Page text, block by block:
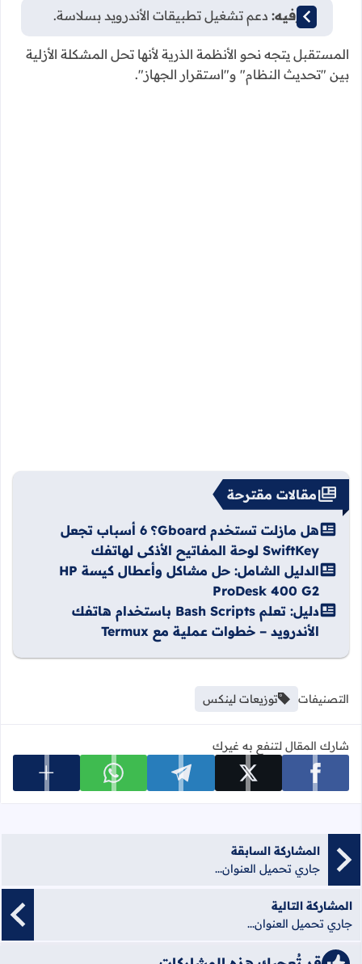
الترفيه: دعم تشغيل تطبيقات الأندرويد بسلاسة.
المستقبل يتجه نحو الأنظمة الذرية لأنها تحل المشكلة الأزلية
بين "تحديث النظام" و"استقرار الجهاز".
مقالات مقترحة
هل مازلت تستخدم Gboard؟ 6 أسباب تجعل
SwiftKey لوحة المفاتيح الأذكى لهاتفك
الدليل الشامل: حل مشاكل وأعطال كيسة HP
ProDesk 400 G2
دليل: تعلم Bash Scripts باستخدام هاتفك
الأندرويد – خطوات عملية مع Termux
التصنيفات توزيعات لينكس
شارك المقال لتنفع به غيرك
شارك على facebook شارك على x شارك على telegram شارك على whatsapp عرض
المشاركة السابقة
جاري تحميل العنوان...
المشاركة التالية
جاري تحميل العنوان...